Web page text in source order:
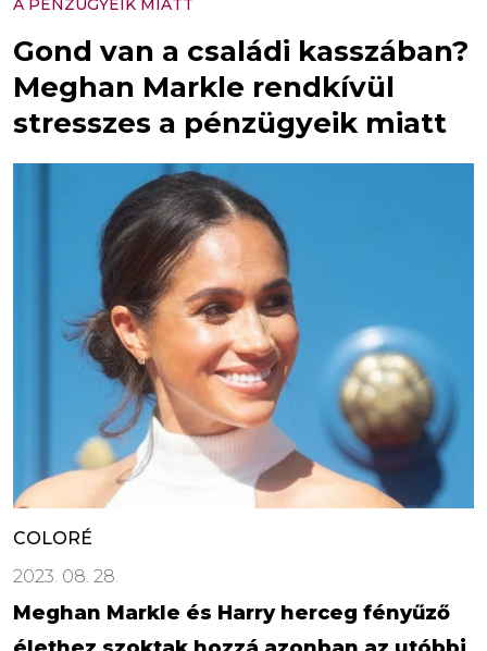
A PÉNZÜGYEIK MIATT
Gond van a családi kasszában?
Meghan Markle rendkívül
stresszes a pénzügyeik miatt
COLORÉ
2023. 08. 28.
Meghan Markle és Harry herceg fényűző